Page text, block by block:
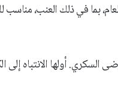
بما في ذلك العنب، مناسب
أولها الانتباه إلى